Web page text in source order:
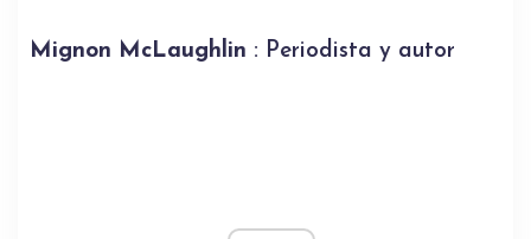
Mignon McLaughlin : Periodista y autor